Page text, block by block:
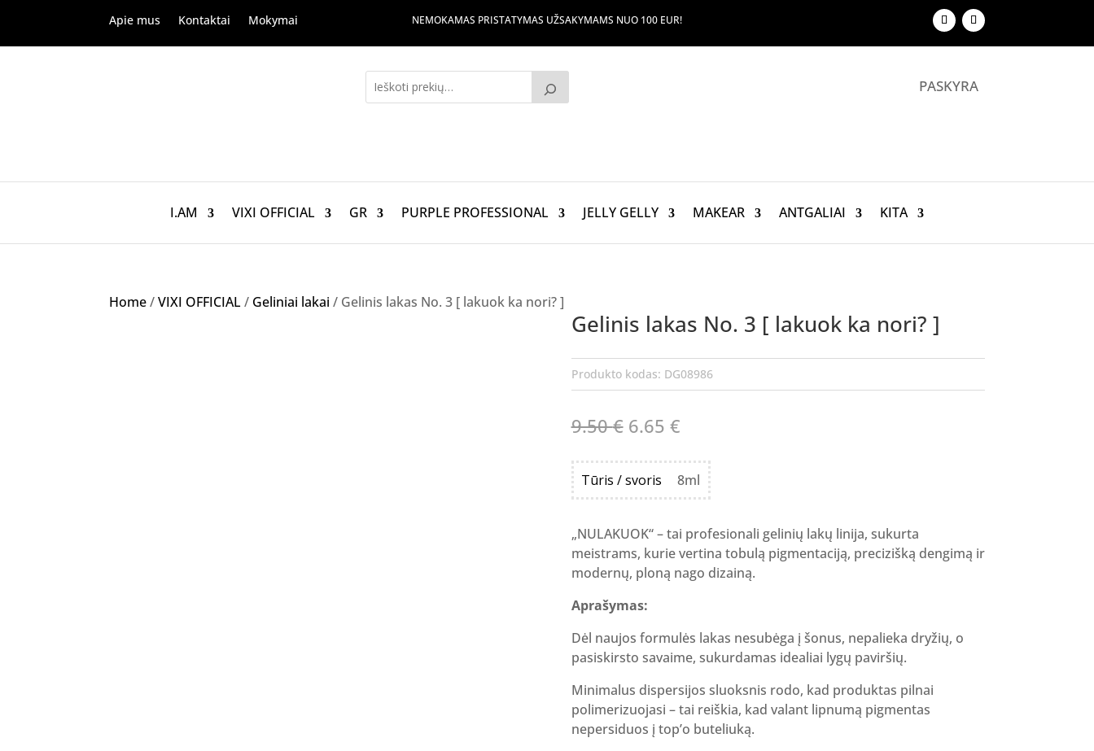
Apie mus Kontaktai Mokymai NEMOKAMAS PRISTATYMAS UŽSAKYMAMS NUO 100 EUR!
PASKYRA
I.AM VIXI OFFICIAL GR PURPLE PROFESSIONAL JELLY GELLY MAKEAR ANTGALIAI KITA
Home/VIXI OFFICIAL/ Geliniai lakai / Gelinis lakas No. 3 [ lakuok ka nori? ]
Gelinis lakas No. 3 [ lakuok ka nori? ]
Produkto kodas: DG08986
9.50€ Original
was:
9.50 €.
6.65 €Current
is:
6.65 €.
Tūris / svoris 8ml
„NULAKUOK“ – tai profesionali gelinių lakų linija, sukurta
meistrams, kurie vertina tobulą pigmentaciją, precizišką dengimą ir
modernų, ploną nago dizainą.
Aprašymas:
Dėl naujos formulės lakas nesubėga į šonus, nepalieka dryžių, o
pasiskirsto savaime, sukurdamas idealiai lygų paviršių.
Minimalus dispersijos sluoksnis rodo, kad produktas pilnai
polimerizuojasi – tai reiškia, kad valant lipnumą pigmentas
nepersiduos į top’o buteliuką.